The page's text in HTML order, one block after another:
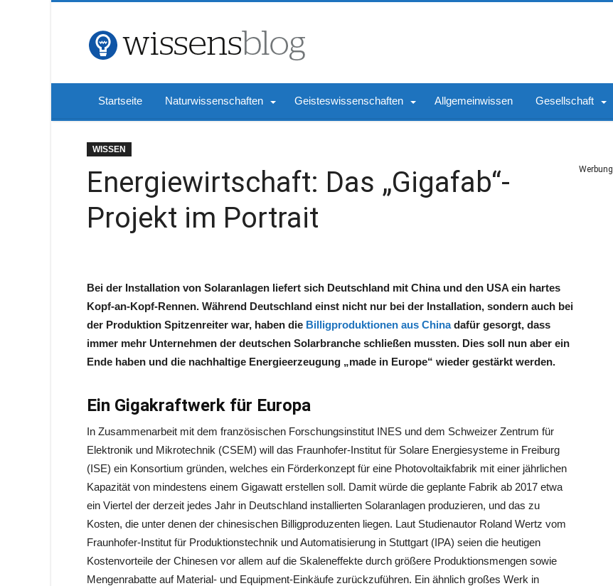
Startseite Naturwissenschaften Geisteswissenschaften Allgemeinwissen Gesellschaft
WISSEN
Energiewirtschaft: Das „Gigafab“-
Projekt im Portrait
Werbung
Bei der Installation von Solaranlagen liefert sich Deutschland mit China und den USA ein hartes
Kopf-an-Kopf-Rennen. Während Deutschland einst nicht nur bei der Installation, sondern auch bei
der Produktion Spitzenreiter war, haben die Billigproduktionen aus Chinadafür gesorgt, dass
immer mehr Unternehmen der deutschen Solarbranche schließen mussten. Dies soll nun aber ein
Ende haben und die nachhaltige Energieerzeugung „made in Europe“ wieder gestärkt werden.
Ein Gigakraftwerk für Europa
In Zusammenarbeit mit dem französischen Forschungsinstitut INES und dem Schweizer Zentrum für
Elektronik und Mikrotechnik (CSEM) will das Fraunhofer-Institut für Solare Energiesysteme in Freiburg
(ISE) ein Konsortium gründen, welches ein Förderkonzept für eine Photovoltaikfabrik mit einer jährlichen
Kapazität von mindestens einem Gigawatt erstellen soll. Damit würde die geplante Fabrik ab 2017 etwa
ein Viertel der derzeit jedes Jahr in Deutschland installierten Solaranlagen produzieren, und das zu
Kosten, die unter denen der chinesischen Billigproduzenten liegen. Laut Studienautor Roland Wertz vom
Fraunhofer-Institut für Produktionstechnik und Automatisierung in Stuttgart (IPA) seien die heutigen
Kostenvorteile der Chinesen vor allem auf die Skaleneffekte durch größere Produktionsmengen sowie
Mengenrabatte auf Material- und Equipment-Einkäufe zurückzuführen. Ein ähnlich großes Werk in